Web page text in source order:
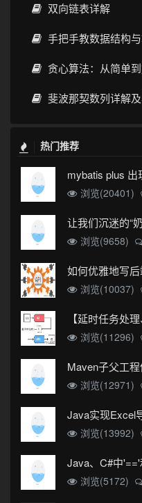
双向链表详解
手把手教数据结构与算法：
贪心算法：从简单
斐波那契数列详解及其
热门推荐
浏览(20401)
让我们沉迷的“
浏览(9658)
如何优雅地写
浏览(10037)
浏览(11296)
Maven子父工
浏览(12971)
浏览(13992)
Java、C#中
浏览(5172)